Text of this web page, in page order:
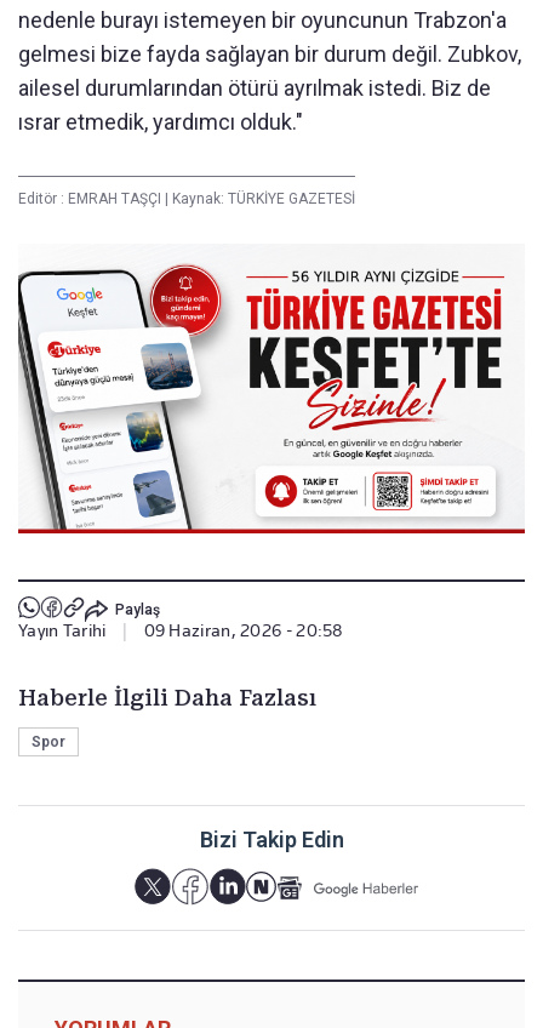
nedenle burayı istemeyen bir oyuncunun Trabzon'a
gelmesi bize fayda sağlayan bir durum değil. Zubkov,
ailesel durumlarından ötürü ayrılmak istedi. Biz de
ısrar etmedik, yardımcı olduk."
Editör : EMRAH TAŞÇI | Kaynak: TÜRKİYE GAZETESİ
Paylaş
Yayın Tarihi 09 Haziran, 2026 - 20:58
Haberle İlgili Daha Fazlası
Spor
Bizi Takip Edin